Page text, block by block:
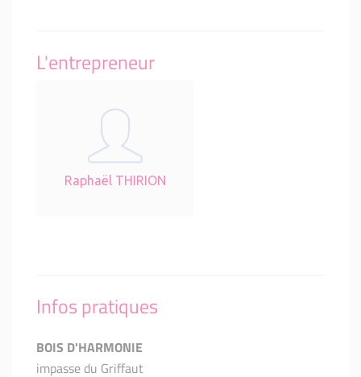
L'entrepreneur
Raphaël THIRION
Infos pratiques
BOIS D'HARMONIE
impasse du Griffaut